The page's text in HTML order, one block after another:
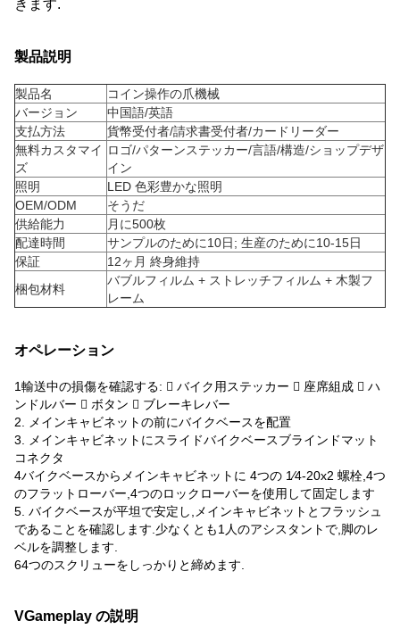
きます.
製品説明
製品名
コイン操作の爪機械
バージョン
中国語/英語
支払方法
貨幣受付者/請求書受付者/カードリーダー
無料カスタマイ
ズ
ロゴ/パターンステッカー/言語/構造/ショップデザ
イン
照明
LED 色彩豊かな照明
OEM/ODM
そうだ
供給能力
月に500枚
配達時間
サンプルのために10日; 生産のために10-15日
保証
12ヶ月 終身維持
梱包材料
バブルフィルム + ストレッチフィルム + 木製フ
レーム
オペレーション
1輸送中の損傷を確認する:  バイク用ステッカー  座席組成  ハ
ンドルバー  ボタン  ブレーキレバー
2. メインキャビネットの前にバイクベースを配置
3. メインキャビネットにスライドバイクベースブラインドマット
コネクタ
4バイクベースからメインキャビネットに 4つの 1⁄4-20x2 螺栓,4つ
のフラットローバー,4つのロックローバーを使用して固定します
5. バイクベースが平坦で安定し,メインキャビネットとフラッシュ
であることを確認します.少なくとも1人のアシスタントで,脚のレ
ベルを調整します.
64つのスクリューをしっかりと締めます.
VGameplay の説明